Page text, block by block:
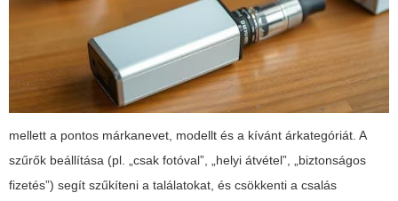
mellett a pontos márkanevet, modellt és a kívánt árkategóriát. A
szűrők beállítása (pl. „csak fotóval”, „helyi átvétel”, „biztonságos
fizetés”) segít szűkíteni a találatokat, és csökkenti a csalás